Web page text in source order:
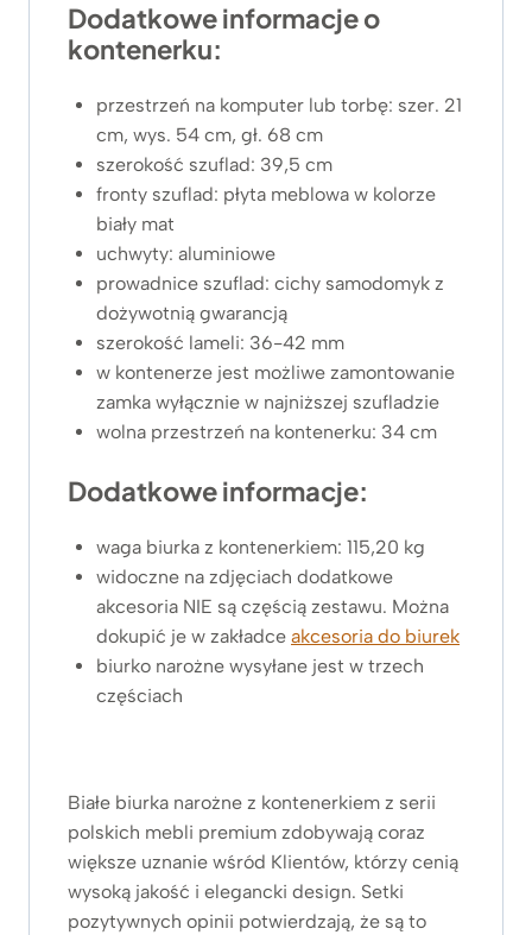
Dodatkowe informacje o
kontenerku:
przestrzeń na komputer lub torbę: szer. 21
cm, wys. 54 cm, gł. 68 cm
szerokość szuflad: 39,5 cm
fronty szuflad: płyta meblowa w kolorze
biały mat
uchwyty: aluminiowe
prowadnice szuflad: cichy samodomyk z
dożywotnią gwarancją
szerokość lameli: 36-42 mm
w kontenerze jest możliwe zamontowanie
zamka wyłącznie w najniższej szufladzie
wolna przestrzeń na kontenerku: 34 cm
Dodatkowe informacje:
waga biurka z kontenerkiem: 115,20 kg
widoczne na zdjęciach dodatkowe
akcesoria NIE są częścią zestawu. Można
dokupić je w zakładce akcesoria do biurek
biurko narożne wysyłane jest w trzech
częściach
Białe biurka narożne z kontenerkiem z serii
polskich mebli premium zdobywają coraz
większe uznanie wśród Klientów, którzy cenią
wysoką jakość i elegancki design. Setki
pozytywnych opinii potwierdzają, że są to